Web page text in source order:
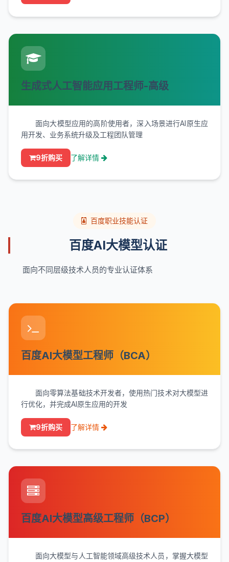
生成式人工智能应用工程师-高级
面向大模型应用的高阶使用者，深入场景进行AI原生应
用开发、业务系统升级及工程团队管理
9折购买 了解详情
百度职业技能认证
百度AI大模型认证
面向不同层级技术人员的专业认证体系
百度AI大模型工程师（BCA）
面向零算法基础技术开发者，使用热门技术对大模型进
行优化，并完成AI原生应用的开发
9折购买 了解详情
百度AI大模型高级工程师（BCP）
面向大模型与人工智能领域高级技术人员，掌握大模型